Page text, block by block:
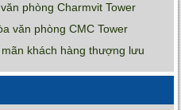
phòng Charmvit Tower
văn phòng CMC Tower
khách hàng thượng lưu